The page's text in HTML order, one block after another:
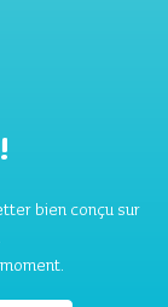
bien conçu sur